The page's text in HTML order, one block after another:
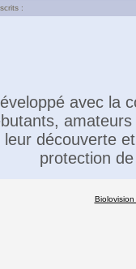
:
avec la
découverte
protection
Biolovision